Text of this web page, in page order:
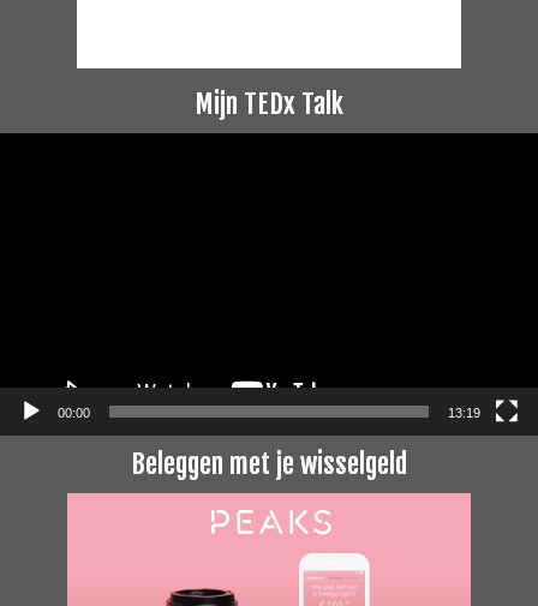
Mijn TEDx Talk
00:00 13:19
Beleggen met je wisselgeld